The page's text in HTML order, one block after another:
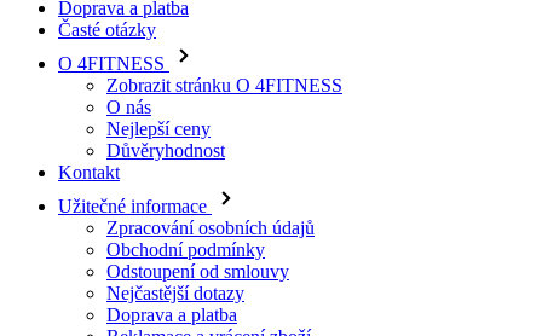
O 4FITNESS
Zobrazit stránku O 4FITNESS
O nás
Nejlepší ceny
Důvěryhodnost
Kontakt
Užitečné informace
Zpracování osobních údajů
Obchodní podmínky
Odstoupení od smlouvy
Nejčastější dotazy
Doprava a platba
Reklamace a vrácení zboží
O 4fitness